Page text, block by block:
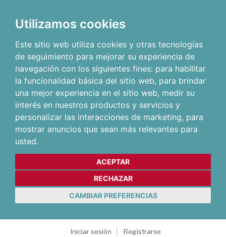
Utilizamos cookies
Este sitio web utiliza cookies y otras tecnologías
de seguimiento para mejorar su experiencia de
navegación con los siguientes fines: para habilitar
la funcionalidad básica del sitio web, para brindar
una mejor experiencia en el sitio web, medir su
interés en nuestros productos y servicios y
personalizar las interacciones de marketing, para
mostrar anuncios que sean más relevantes para
usted.
ACEPTAR
RECHAZAR
CAMBIAR PREFERENCIAS
Iniciar sesión
Registrarse